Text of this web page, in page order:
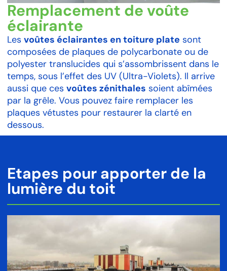
Remplacement de voûte
éclairante
Les voûtes éclairantes en toiture plate sont
composées de plaques de polycarbonate ou de
polyester translucides qui s’assombrissent dans le
temps, sous l’effet des UV (Ultra-Violets). Il arrive
aussi que ces voûtes zénithales soient abîmées
par la grêle. Vous pouvez faire remplacer les
plaques vétustes pour restaurer la clarté en
dessous.
Etapes pour apporter de la
lumière du toit